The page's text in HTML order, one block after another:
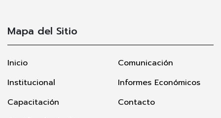
Mapa del Sitio
Inicio
Institucional
Capacitación
Comunicación
Informes Económicos
Contacto